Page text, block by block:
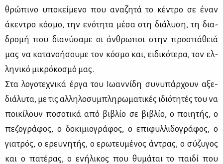
θρώ­πι­νο υπο­κεί­με­νο που ανα­ζη­τά το κέ­ντρο σε έναν
άκε­ντρο κό­σμο, την ενό­τη­τα μέ­σα στη διά­λυ­ση, τη δια­
δρο­μή που δια­νύ­σα­με οι άν­θρω­ποι στην προ­σπά­θειά
μας να κα­τα­νο­ή­σου­με τον κό­σμο και, ει­δι­κό­τε­ρα, τον ελ­
λη­νι­κό μι­κρό­κο­σμό μας.
Στα λο­γο­τε­χνι­κά έρ­γα του Ιω­αν­νί­δη συ­νυ­πάρ­χουν αξε­
διά­λυ­τα, με τις αλ­λη­λο­συ­μπλη­ρω­μα­τι­κές ιδιό­τη­τές του να
ποι­κί­λουν πο­σο­τι­κά από βι­βλίο σε βι­βλίο, ο ποι­η­τής, ο
πε­ζο­γρά­φος, ο δο­κι­μιο­γρά­φος, ο επι­φυλ­λι­δο­γρά­φος, ο
για­τρός, ο ερευ­νη­τής, ο ερω­τευ­μέ­νος άντρας, ο σύ­ζυ­γος
και ο πα­τέ­ρας, ο ενή­λι­κος που θυ­μά­ται το παι­δί που